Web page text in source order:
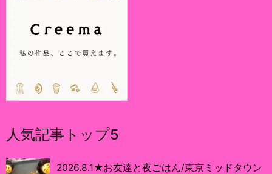
人気記事トップ5
2026.8.1★お友達と夜ごはん/東京ミッドタウン